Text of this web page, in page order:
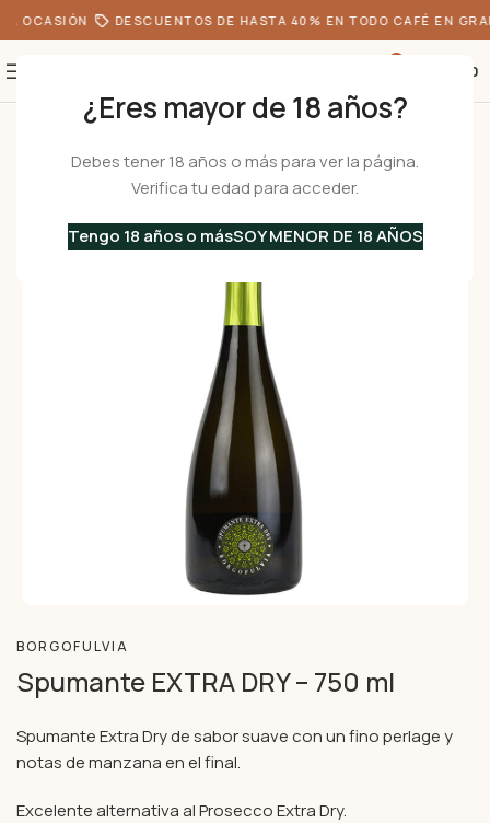
¿Eres mayor de 18 años?
Debes tener 18 años o más para ver la página.
Verifica tu edad para acceder.
Tengo 18 años o másSOY MENOR DE 18 AÑOS
OCASIÓN DESCUENTOS DE HASTA 40% EN TODO CAFÉ EN
0.00
Vinos Espumosos
BORGOFULVIA
Spumante EXTRA DRY – 750 ml
Spumante Extra Dry de sabor suave con un fino perlage y
notas de manzana en el final.
Excelente alternativa al Prosecco Extra Dry.